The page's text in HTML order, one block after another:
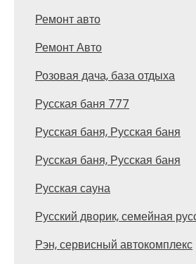
Ремонт авто
Ремонт Авто
Розовая дача, база отдыха
Русская баня 777
Русская баня, Русская баня
Русская баня, Русская баня
Русская сауна
Русский дворик, семейная
Рэн, сервисный автокомплекс